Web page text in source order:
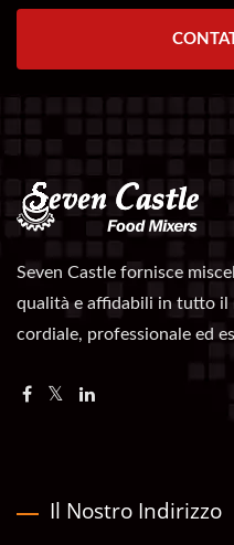
Seven Castle fornisce
qualità e affidabili in tutto il
cordiale, professionale ed
Il Nostro Indirizzo